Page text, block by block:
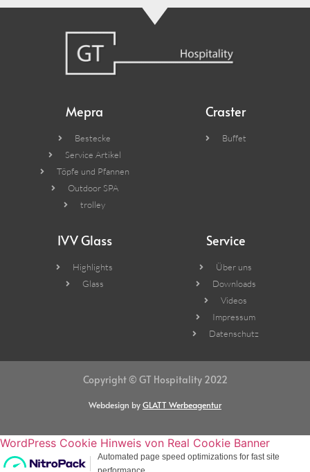
Mepra
Bestecke
Service Artikel
Töpfe und Pfannen
Outdoor SPA
trolley
Craster
Buffet
IVV Glass
Highlights
Glass
Service
Über uns
Downloads
Videos
Impressum
Datenschutz
Copyright © GT Hospitality 2022
Webdesign byGLATT Werbeagentur
WordPress Cookie Hinweis von Real Cookie Banner